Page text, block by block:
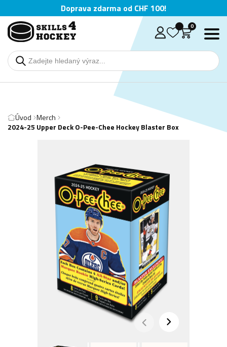
Doprava zdarma od CHF 100!
Deutsch
English
Čeština
0
Úvod Merch
2024-25 Upper Deck O-Pee-Chee Hockey Blaster Box